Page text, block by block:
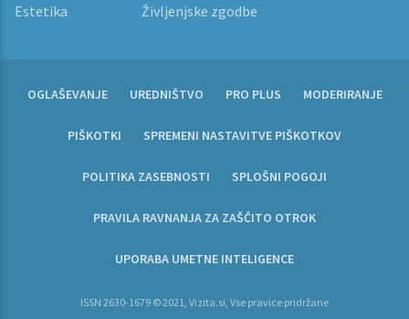
Estetika
Življenjske zgodbe
OGLAŠEVANJE UREDNIŠTVO PRO PLUS MODERIRANJE
PIŠKOTKI SPREMENI NASTAVITVE PIŠKOTKOV
POLITIKA ZASEBNOSTI SPLOŠNI POGOJI
PRAVILA RAVNANJA ZA ZAŠČITO OTROK
UPORABA UMETNE INTELIGENCE
ISSN 2630-1679 © 2021, Vizita.si, Vse pravice pridržane